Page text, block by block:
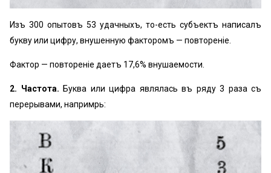
Изъ 300 опытовъ 53 удачныхъ, то-есть субъектъ написалъ
букву или цифру, внушенную факторомъ — повтореніе.
Фактор — повтореніе даетъ 17,6% внушаемости.
2. Частота. Буква или цифра являлась въ ряду 3 раза съ
перерывами, напримѣрь: